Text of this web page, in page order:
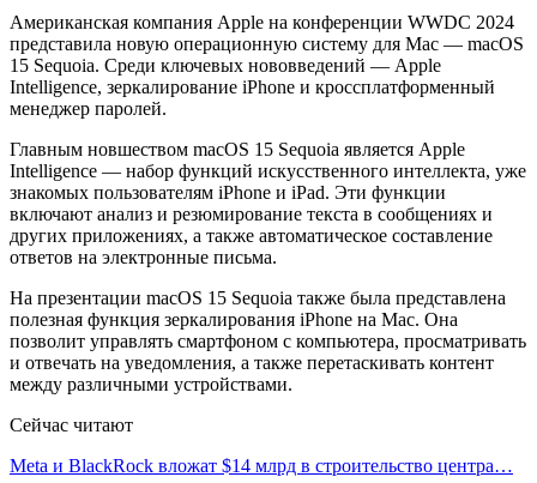
Американская компания Apple на конференции WWDC 2024
представила новую операционную систему для Mac — macOS
15 Sequoia. Среди ключевых нововведений — Apple
Intelligence, зеркалирование iPhone и кроссплатформенный
менеджер паролей.
Главным новшеством macOS 15 Sequoia является Apple
Intelligence — набор функций искусственного интеллекта, уже
знакомых пользователям iPhone и iPad. Эти функции
включают анализ и резюмирование текста в сообщениях и
других приложениях, а также автоматическое составление
ответов на электронные письма.
На презентации macOS 15 Sequoia также была представлена
полезная функция зеркалирования iPhone на Mac. Она
позволит управлять смартфоном с компьютера, просматривать
и отвечать на уведомления, а также перетаскивать контент
между различными устройствами.
Сейчас читают
Meta и BlackRock вложат $14 млрд в строительство центра…